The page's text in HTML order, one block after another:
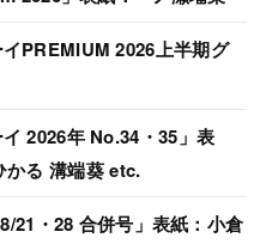
PREMIUM 2026上半期グ
2026年 No.34・35」表
かる 溝端葵 etc.
21・28 合併号」表紙：小倉